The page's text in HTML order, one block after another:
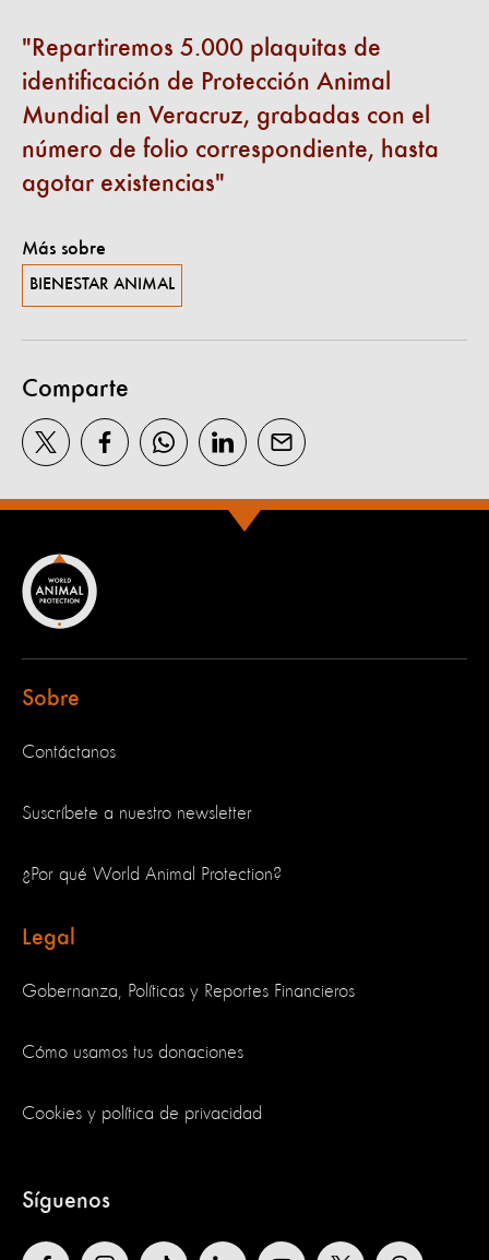
Repartiremos 5.000 plaquitas de
identificación de Protección Animal
Mundial en Veracruz, grabadas con el
número de folio correspondiente, hasta
agotar existencias
Más sobre
BIENESTAR ANIMAL
Comparte
Sobre
Contáctanos
Suscríbete a nuestro newsletter
¿Por qué World Animal Protection?
Legal
Gobernanza, Políticas y Reportes Financieros
Cómo usamos tus donaciones
Cookies y política de privacidad
Síguenos